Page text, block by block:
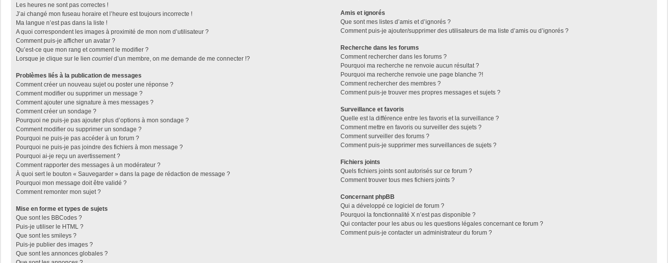
Les heures ne sont pas correctes !
J’ai changé mon fuseau horaire et l’heure est toujours incorrecte !
Ma langue n’est pas dans la liste !
A quoi correspondent les images à proximité de mon nom d’utilisateur ?
Comment puis-je afficher un avatar ?
Qu’est-ce que mon rang et comment le modifier ?
Lorsque je clique sur le lien courriel d’un membre, on me demande de me connecter !?
Problèmes liés à la publication de messages
Comment créer un nouveau sujet ou poster une réponse ?
Comment modifier ou supprimer un message ?
Comment ajouter une signature à mes messages ?
Comment créer un sondage ?
Pourquoi ne puis-je pas ajouter plus d’options à mon sondage ?
Comment modifier ou supprimer un sondage ?
Pourquoi ne puis-je pas accéder à un forum ?
Pourquoi ne puis-je pas joindre des fichiers à mon message ?
Pourquoi ai-je reçu un avertissement ?
Comment rapporter des messages à un modérateur ?
À quoi sert le bouton « Sauvegarder » dans la page de rédaction de message ?
Pourquoi mon message doit être validé ?
Comment remonter mon sujet ?
Mise en forme et types de sujets
Que sont les BBCodes ?
Puis-je utiliser le HTML ?
Que sont les smileys ?
Puis-je publier des images ?
Que sont les annonces globales ?
Amis et ignorés
Que sont mes listes d’amis et d’ignorés ?
Comment puis-je ajouter/supprimer des utilisateurs de ma liste d’amis ou d’ignorés ?
Recherche dans les forums
Comment rechercher dans les forums ?
Pourquoi ma recherche ne renvoie aucun résultat ?
Pourquoi ma recherche renvoie une page blanche ?!
Comment rechercher des membres ?
Comment puis-je trouver mes propres messages et sujets ?
Surveillance et favoris
Quelle est la différence entre les favoris et la surveillance ?
Comment mettre en favoris ou surveiller des sujets ?
Comment surveiller des forums ?
Comment puis-je supprimer mes surveillances de sujets ?
Fichiers joints
Quels fichiers joints sont autorisés sur ce forum ?
Comment trouver tous mes fichiers joints ?
Concernant phpBB
Qui a développé ce logiciel de forum ?
Pourquoi la fonctionnalité X n’est pas disponible ?
Qui contacter pour les abus ou les questions légales concernant ce forum ?
Comment puis-je contacter un administrateur du forum ?